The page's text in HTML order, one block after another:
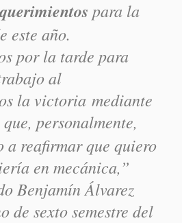
para la
este año.
por la tarde para
al
la victoria mediante
que, personalmente,
a reafirmar que quiero
en mecánica,”
Benjamín Álvarez
de sexto semestre del